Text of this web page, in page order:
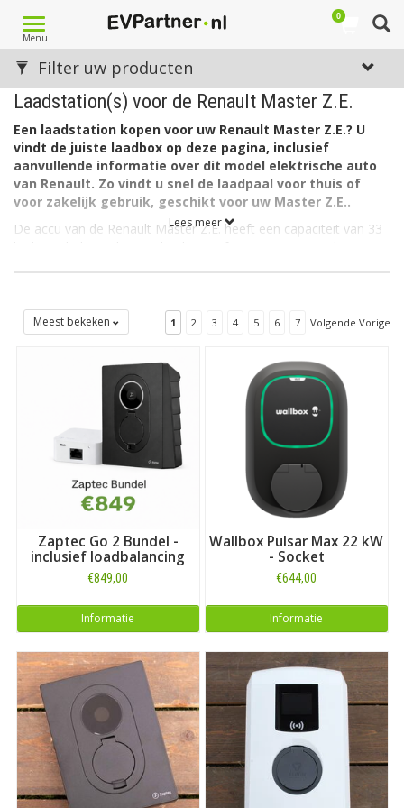
Toggle
navigation
Menu
0
Laadstation(s) voor de Renault Master Z.E.
Een laadstation kopen voor uw Renault Master Z.E.? U
vindt de juiste laadbox op deze pagina, inclusief
aanvullende informatie over dit model elektrische auto
van Renault. Zo vindt u snel de laadpaal voor thuis of
voor zakelijk gebruik, geschikt voor uw Master Z.E..
De accu van de Renault Master Z.E. heeft een capaciteit van 33
Welk soort laadstation voor de Renault Master Z.E.?
2 en kan als gezegd 1-fasig laden met 32 ampère. Hiervoor is
een EV box Type 2, 1 fase, 32A geschikt.
dan ons overzicht met allelaadstations voor Renault. Op zoek
naar een laadstation voor een ander merk dan Renault? Maak
dan uw keuze bij ons uitgebreide overzicht metlaadboxen voor
alle automerken
. Of kijk als vermeld direct hieronder voor alle
laadboxen die geschikt zijn voor het modelMaster Z.E.
Lees meer
Filter uw producten
Meest bekeken 1 2 3 4 5 6 7 Volgende Vorige
Zaptec Go 2 Bundel -
inclusief loadbalancing
€849,00
Informatie
Wallbox Pulsar Max 22 kW
- Socket
€644,00
Informatie